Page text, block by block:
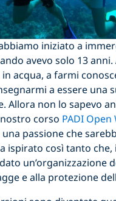
iniziato a
avevo solo 13 anni.
acqua, a farmi
a essere una
Allora non lo sapevo
corso PADI
una passione che
ispirato così tanto che,
un’organizzazione
e alla protezione